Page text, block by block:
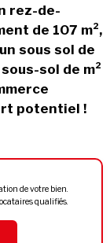
rez-de-
de 107 m²,
sous sol de
sol de m²
potentiel !
de votre bien.
qualifiés.